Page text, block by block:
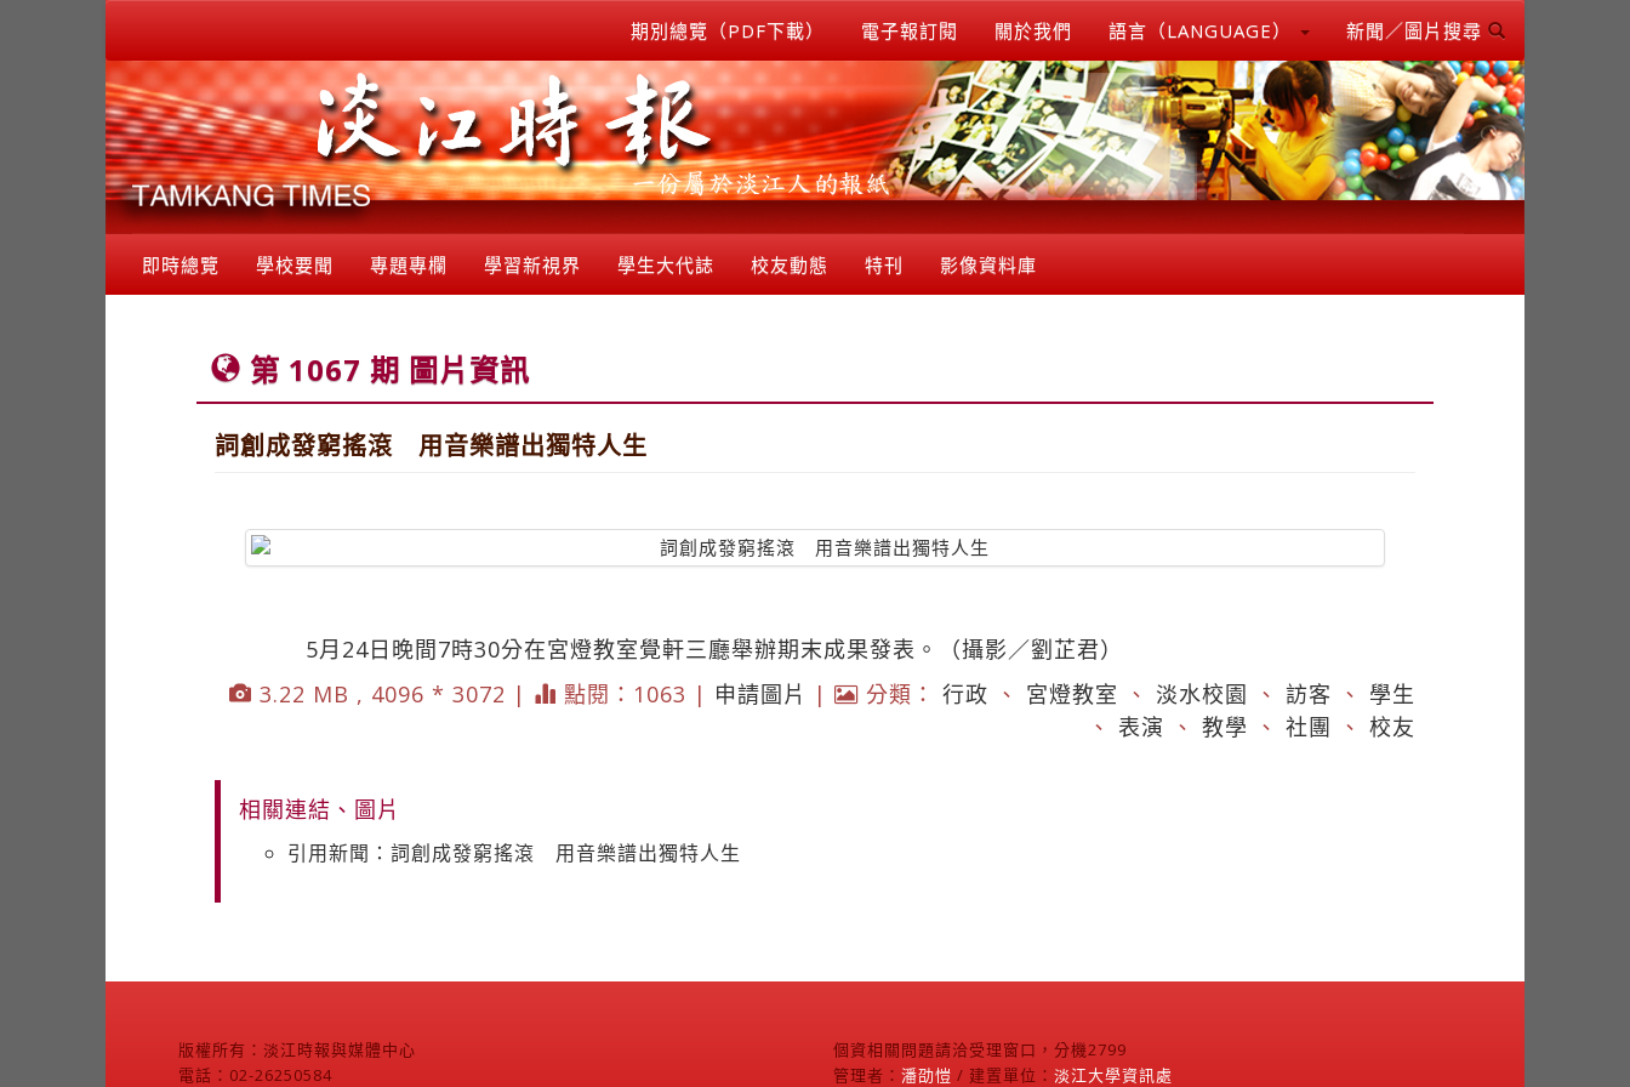
期別總覽（PDF下載） 電子報訂閱 關於我們 語言（LANGUAGE） 新聞／圖片搜尋
即時總覽 學校要聞 專題專欄 學習新視界 學生大代誌 校友動態 特刊 影像資料庫
第 1067 期 圖片資訊
詞創成發窮搖滾 用音樂譜出獨特人生
5月24日晚間7時30分在宮燈教室覺軒三廳舉辦期末成果發表。（攝影／劉芷君）
3.22 MB , 4096 * 3072 |
點閱：1063 | 申請圖片 | 分類： 行政 、 宮燈教室 、 淡水校園 、 訪客 、 學生
、 表演 、 教學 、 社團 、 校友
相關連結、圖片
引用新聞：詞創成發窮搖滾 用音樂譜出獨特人生
版權所有：淡江時報與媒體中心
電話：02-26250584
個資相關問題請洽受理窗口，分機2799
管理者： 潘劭愷 / 建置單位： 淡江大學資訊處